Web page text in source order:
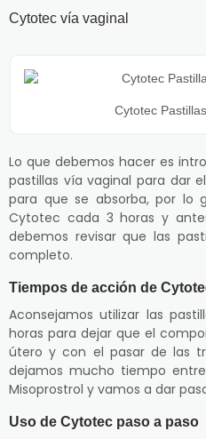
Cytotec vía vaginal
Cytotec
Lo que debemos hacer es
pastillas vía vaginal para dar
para que se absorba, por lo
Cytotec cada 3 horas y
debemos revisar que las
completo.
Tiempos de acción de
Aconsejamos utilizar las
horas para dejar que el
útero y con el pasar de las
dejamos mucho tiempo
Misoprostrol y vamos a dar
Uso de Cytotec paso a paso